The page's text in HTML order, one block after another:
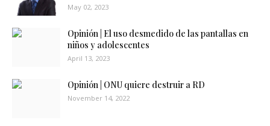
May 02, 2023
Opinión | El uso desmedido de las pantallas en
niños y adolescentes
April 13, 2023
Opinión | ONU quiere destruir a RD
November 14, 2022